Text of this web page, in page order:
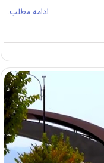
ادامه مطلب…